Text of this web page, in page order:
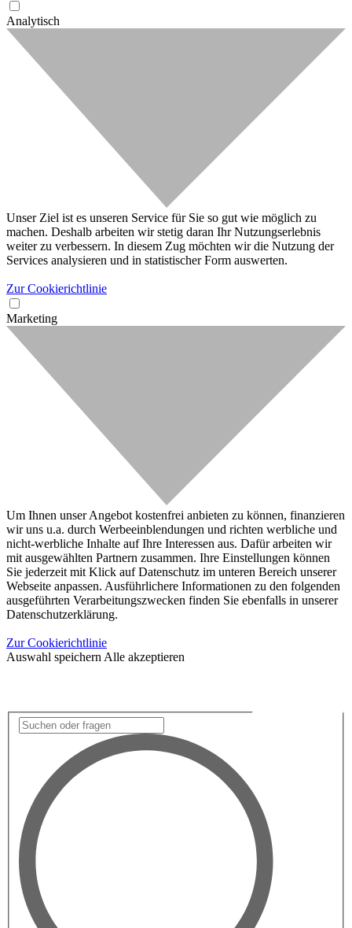
Analytisch
Unser Ziel ist es unseren Service für Sie so gut wie möglich zu
machen. Deshalb arbeiten wir stetig daran Ihr Nutzungserlebnis
weiter zu verbessern. In diesem Zug möchten wir die Nutzung der
Services analysieren und in statistischer Form auswerten.
Zur Cookierichtlinie
Marketing
Um Ihnen unser Angebot kostenfrei anbieten zu können, finanzieren
wir uns u.a. durch Werbeeinblendungen und richten werbliche und
nicht-werbliche Inhalte auf Ihre Interessen aus. Dafür arbeiten wir
mit ausgewählten Partnern zusammen. Ihre Einstellungen können
Sie jederzeit mit Klick auf Datenschutz im unteren Bereich unserer
Webseite anpassen. Ausführlichere Informationen zu den folgenden
ausgeführten Verarbeitungszwecken finden Sie ebenfalls in unserer
Datenschutzerklärung.
Zur Cookierichtlinie
Auswahl speichern Alle akzeptieren